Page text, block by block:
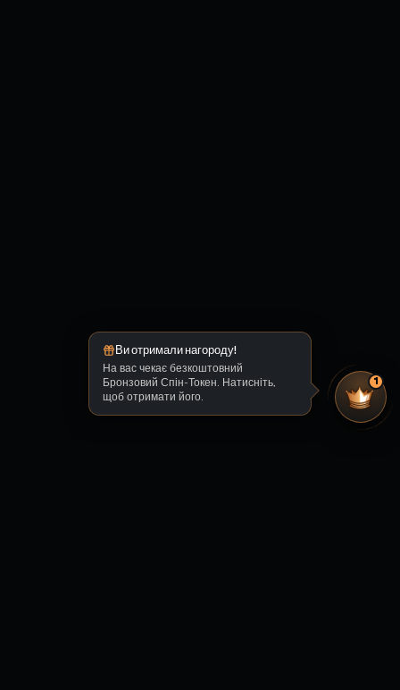
Ви отримали нагороду!
На вас чекає безкоштовний
Бронзовий Спін-Токен. Натисніть,
щоб отримати його.
1